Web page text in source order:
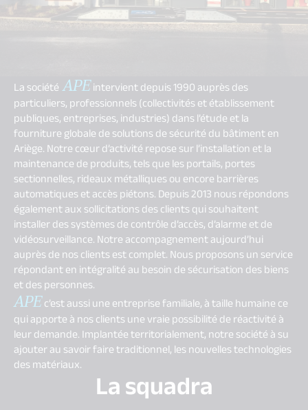
La sociétéAPEintervient depuis 1990 auprès des
particuliers, professionnels (collectivités et établissement
publiques, entreprises, industries) dans l’étude et la
fourniture globale de solutions de sécurité du bâtiment en
Ariège. Notre cœur d’activité repose sur l’installation et la
maintenance de produits, tels que les portails, portes
sectionnelles, rideaux métalliques ou encore barrières
automatiques et accès piétons. Depuis 2013 nous répondons
également aux sollicitations des clients qui souhaitent
installer des systèmes de contrôle d’accès, d’alarme et de
vidéosurveillance. Notre accompagnement aujourd’hui
auprès de nos clients est complet. Nous proposons un service
répondant en intégralité au besoin de sécurisation des biens
et des personnes.
APEc’est aussi une entreprise familiale, à taille humaine ce
qui apporte à nos clients une vraie possibilité de réactivité à
leur demande. Implantée territorialement, notre société à su
ajouter au savoir faire traditionnel, les nouvelles technologies
des matériaux. La squadra